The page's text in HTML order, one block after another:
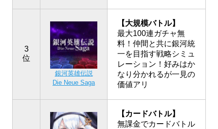
3
位
銀河英雄伝説
Die Neue Saga
【大規模バトル】
最大100連ガチャ無
料！仲間と共に銀河統
一を目指す戦略シミュ
レーション！好みはか
なり分かれるが一見の
価値アリ
【カードバトル】
無課金でカードバトル